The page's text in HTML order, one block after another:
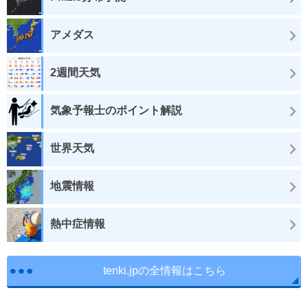
アメダス
2週間天気
気象予報士のポイント解説
世界天気
地震情報
熱中症情報
tenki.jpの全情報はこちら